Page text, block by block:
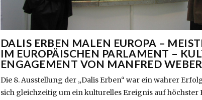
DALIS ERBEN MALEN EUROPA –
IM EUROPÄISCHEN PARLAMENT –
ENGAGEMENT VON MANFRED
Die 8. Ausstellung der „Dalis Erben“ war ein wahrer
sich gleichzeitig um ein kulturelles Ereignis auf höchster